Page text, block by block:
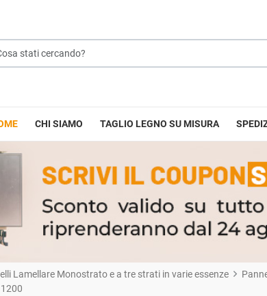
CHI SIAMO TAGLIO LEGNO SU MISURA
Lamellare Monostrato e a tre strati in varie essenze